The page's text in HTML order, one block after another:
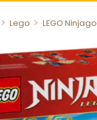
> Lego > LEGO Ninjago